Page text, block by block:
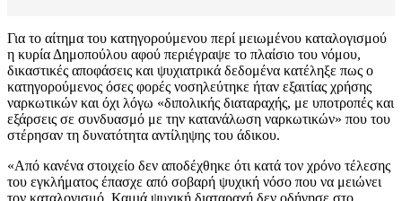
Για το αίτημα του κατηγορούμενου περί μειωμένου καταλογισμού
η κυρία Δημοπούλου αφού περιέγραψε το πλαίσιο του νόμου,
δικαστικές αποφάσεις και ψυχιατρικά δεδομένα κατέληξε πως ο
κατηγορούμενος όσες φορές νοσηλεύτηκε ήταν εξαιτίας χρήσης
ναρκωτικών και όχι λόγω «διπολικής διαταραχής, με υποτροπές και
εξάρσεις σε συνδυασμό με την κατανάλωση ναρκωτικών» που του
στέρησαν τη δυνατότητα αντίληψης του άδικου.
«Από κανένα στοιχείο δεν αποδέχθηκε ότι κατά τον χρόνο τέλεσης
του εγκλήματος έπασχε από σοβαρή ψυχική νόσο που να μειώνει